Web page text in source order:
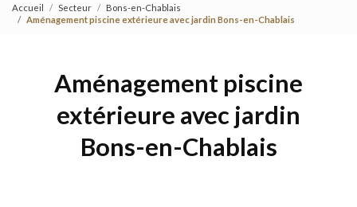
Accueil Secteur
Bons-en-Chablais
Aménagement piscine extérieure avec jardin Bons-en-Chablais
Aménagement piscine
extérieure avec jardin
Bons-en-Chablais